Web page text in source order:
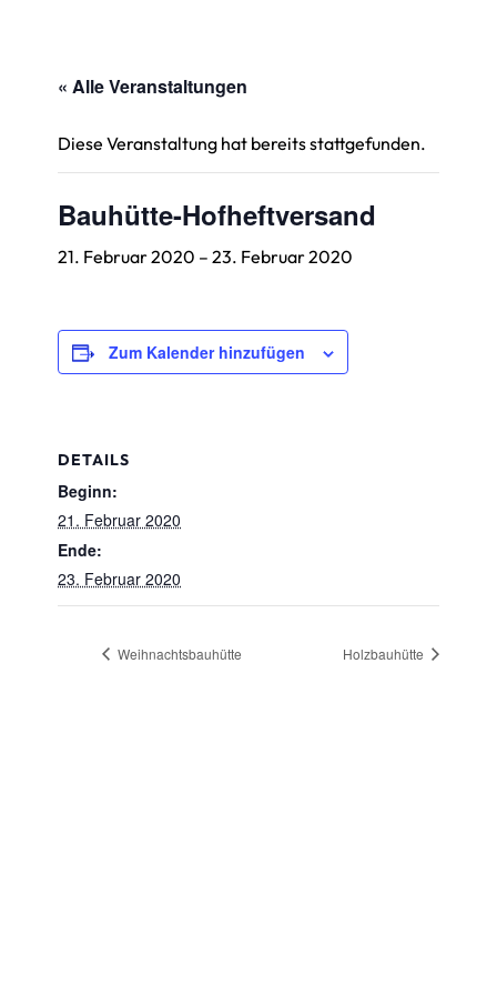
« Alle Veranstaltungen
Diese Veranstaltung hat bereits stattgefunden.
Bauhütte-Hofheftversand
21. Februar 2020 – 23. Februar 2020
Zum Kalender hinzufügen
DETAILS
Beginn:
21. Februar 2020
Ende:
23. Februar 2020
Weihnachtsbauhütte Holzbauhütte